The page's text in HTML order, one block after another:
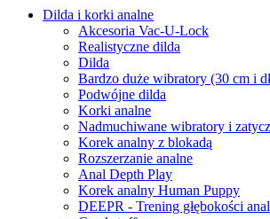
Dilda i korki analne
Akcesoria Vac-U-Lock
Realistyczne dilda
Dilda
Bardzo duże wibratory (30 cm i
Podwójne dilda
Korki analne
Nadmuchiwane wibratory i
Korek analny z blokadą
Rozszerzanie analne
Anal Depth Play
Korek analny Human Puppy
DEEPR - Trening głębokości